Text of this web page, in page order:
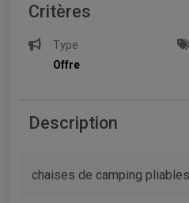
Critères
Type
Offre
Description
chaises de camping